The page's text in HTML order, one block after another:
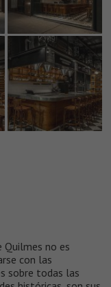
Quilmes no es
con las
sobre todas las